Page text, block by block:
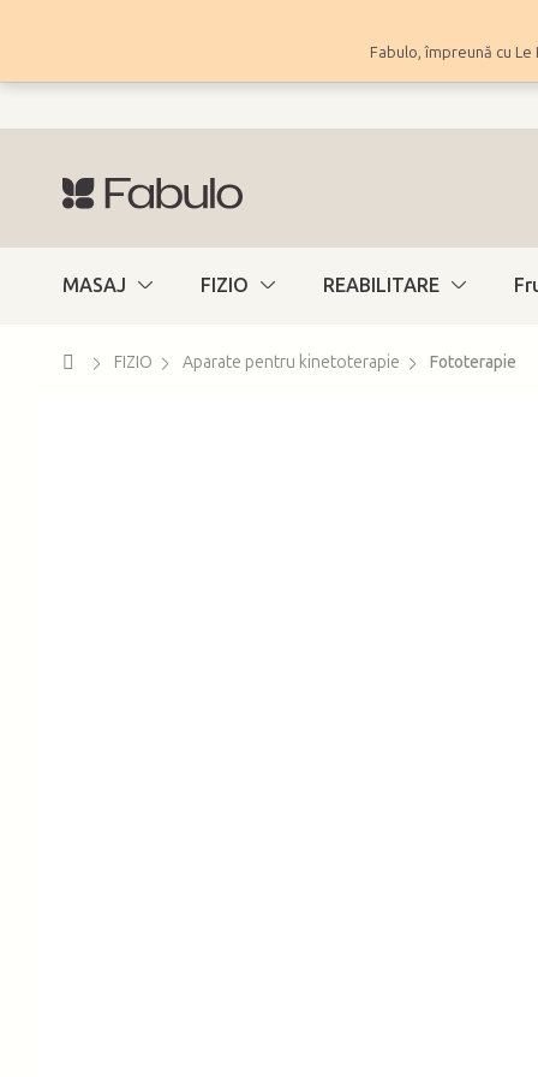
Fabulo, împreună cu
MASAJ FIZIO REABILITARE
AcasăFIZIO Aparate pentru kinetoterapie Fototerapie